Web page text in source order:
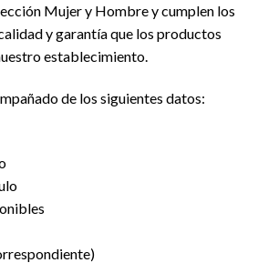
Mujer y Hombre y cumplen los
y garantía que los productos
establecimiento.
de los siguientes datos: